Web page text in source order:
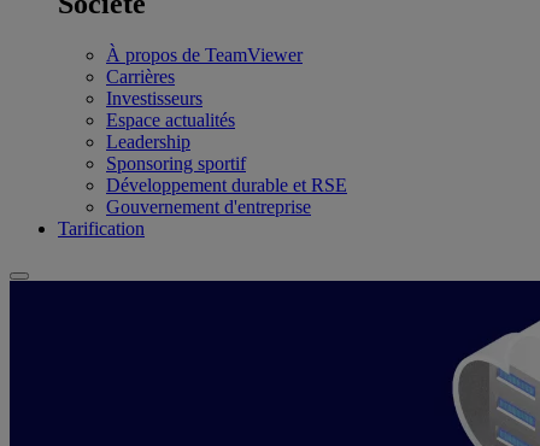
À propos de TeamViewer
Carrières
Investisseurs
Espace actualités
Leadership
Sponsoring sportif
Développement durable et RSE
Gouvernement d'entreprise
Tarification